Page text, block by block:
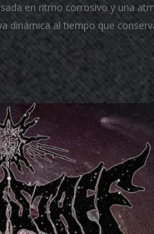
en ritmo corrosivo y una
dinámica al tiempo que